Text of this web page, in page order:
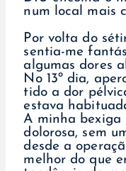
num local mais
Por volta do
sentia-me
algumas dores
No 13º dia,
tido a dor
estava
A minha bexiga
dolorosa, sem
desde a
melhor do que